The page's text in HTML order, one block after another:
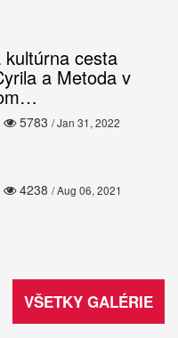
kultúrna cesta
a Metoda v
5783 / Jan 31, 2022
4238 / Aug 06, 2021
VŠETKY GALÉRIE